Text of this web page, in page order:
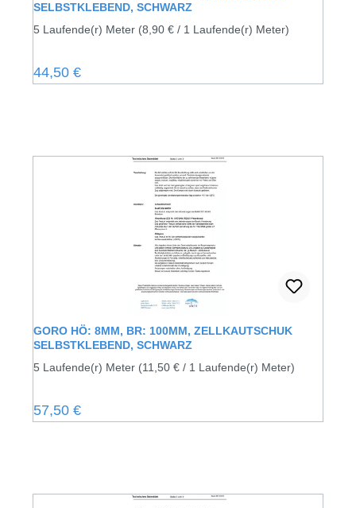
SELBSTKLEBEND, SCHWARZ
5 Laufende(r) Meter (8,90 € / 1 Laufende(r) Meter)
Regulärer Preis:
44,50 €
GORO HÖ: 8MM, BR: 100MM, ZELLKAUTSCHUK
SELBSTKLEBEND, SCHWARZ
5 Laufende(r) Meter (11,50 € / 1 Laufende(r) Meter)
Regulärer Preis:
57,50 €